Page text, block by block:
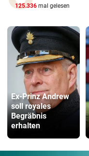
125.336 mal gelesen
Ex-Prinz Andrew
soll royales
Begräbnis
erhalten